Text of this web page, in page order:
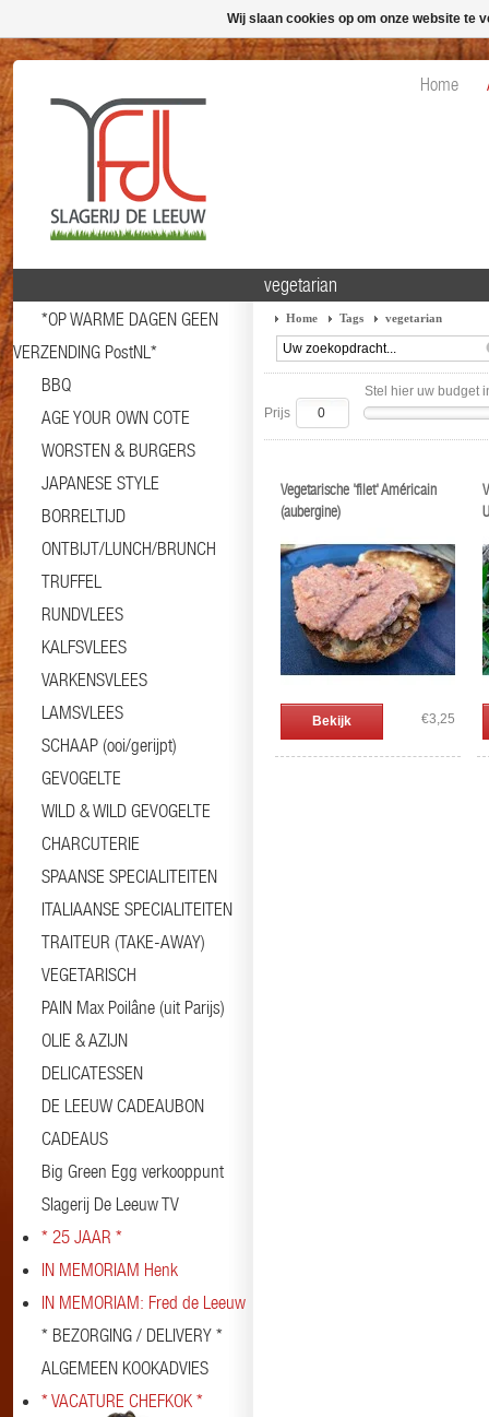
Home
*OP WARME DAGEN GEEN
VERZENDING PostNL*
BBQ
AGE YOUR OWN COTE
WORSTEN & BURGERS
JAPANESE STYLE
BORRELTIJD
ONTBIJT/LUNCH/BRUNCH
TRUFFEL
RUNDVLEES
KALFSVLEES
VARKENSVLEES
LAMSVLEES
SCHAAP (ooi/gerijpt)
GEVOGELTE
WILD & WILD GEVOGELTE
CHARCUTERIE
SPAANSE SPECIALITEITEN
ITALIAANSE SPECIALITEITEN
TRAITEUR (TAKE-AWAY)
VEGETARISCH
PAIN Max Poilâne (uit Parijs)
OLIE & AZIJN
DELICATESSEN
DE LEEUW CADEAUBON
CADEAUS
Big Green Egg verkooppunt
Slagerij De Leeuw TV
* 25 JAAR *
IN MEMORIAM Henk
IN MEMORIAM: Fred de Leeuw
* BEZORGING / DELIVERY *
ALGEMEEN KOOKADVIES
* VACATURE CHEFKOK *
vegetarian
Home Tags vegetarian
Stel hier uw budget
Prijs
Vegetarische 'filet' Américain
(aubergine)
Bekijk €3,25
Wij slaan cookies op om onze website te